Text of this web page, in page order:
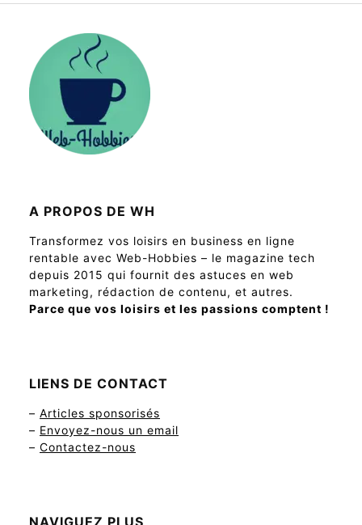
A PROPOS DE WH
Transformez vos loisirs en business en ligne
rentable avec Web-Hobbies – le magazine tech
depuis 2015 qui fournit des astuces en web
marketing, rédaction de contenu, et autres.
Parce que vos loisirs et les passions comptent !
LIENS DE CONTACT
– Articles sponsorisés
– Envoyez-nous un email
– Contactez-nous
NAVIGUEZ PLUS